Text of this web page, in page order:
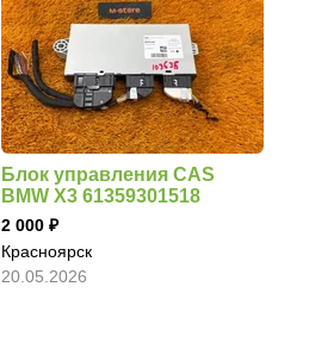
Блок управления CAS
BMW X3 61359301518
2 000
Красноярск
20.05.2026